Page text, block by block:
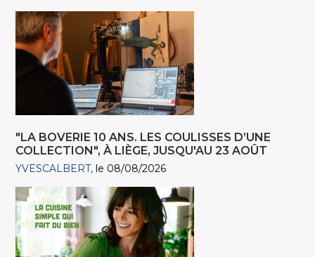
"LA BOVERIE 10 ANS. LES COULISSES D’UNE
COLLECTION", À LIÈGE, JUSQU'AU 23 AOÛT
YVESCALBERT le 08/08/2026